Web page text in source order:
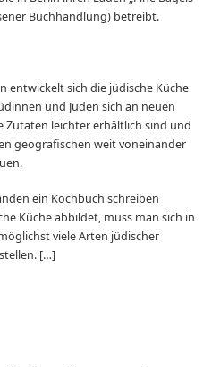
Buchhandlung) betreibt.
entwickelt sich die jüdische Küche
und Juden sich an neuen
leichter erhältlich sind und
geografischen weit voneinander
ein Kochbuch schreiben
Küche abbildet, muss man sich in
viele Arten jüdischer
[…]